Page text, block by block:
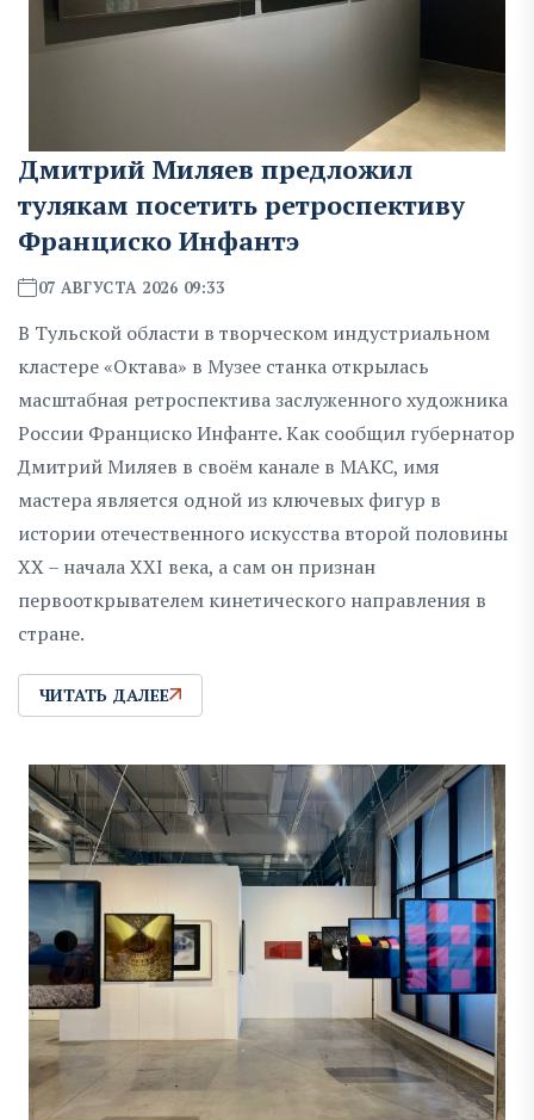
Дмитрий Миляев предложил
тулякам посетить ретроспективу
Франциско Инфантэ
07 АВГУСТА 2026 09:33
В Тульской области в творческом индустриальном
кластере «Октава» в Музее станка открылась
масштабная ретроспектива заслуженного художника
России Франциско Инфанте. Как сообщил губернатор
Дмитрий Миляев в своём канале в МАКС, имя
мастера является одной из ключевых фигур в
истории отечественного искусства второй половины
XX – начала XXI века, а сам он признан
первооткрывателем кинетического направления в
стране.
ЧИТАТЬ ДАЛЕЕ